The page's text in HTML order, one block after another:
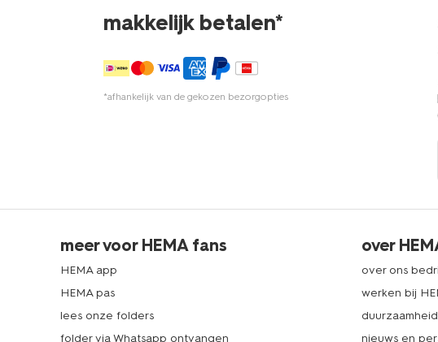
makkelijk betalen*
*afhankelijk van de gekozen bezorgopties
meer voor HEMA fans
HEMA app
HEMA pas
lees onze folders
folder via Whatsapp ontvangen
over
over ons
werken bij
duurzaamheid
nieuws en